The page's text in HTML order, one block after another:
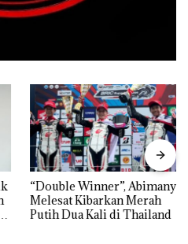
“Double Winner”, Abimanyu
Melesat Kibarkan Merah
Putih Dua Kali di Thailand